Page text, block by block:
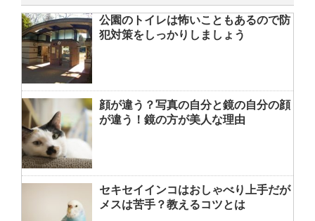
公園のトイレは怖いこともあるので防
犯対策をしっかりしましょう
顔が違う？写真の自分と鏡の自分の顔
が違う！鏡の方が美人な理由
セキセイインコはおしゃべり上手だが
メスは苦手？教えるコツとは